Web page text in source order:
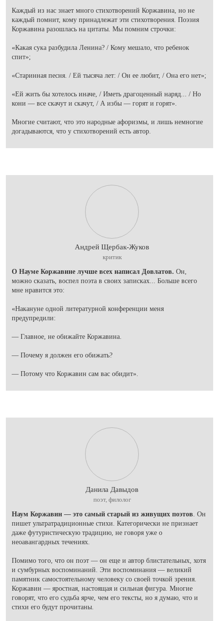
Каждый из нас знает много стихотворений Коржавина, но не
каждый помнит, кому принадлежат эти стихотворения. Поэзия
Коржавина разошлась на цитаты. Мы помним строчки:
«Какая сука разбудила Ленина? / Кому мешало, что ребенок
спит»;
«Старинная песня. / Ей тысяча лет: / Он ее любит, / Она его нет»;
«Ей жить бы хотелось иначе, / Иметь драгоценный наряд... / Но
кони — все скачут и скачут, / А избы — горят и горят».
Многие считают, что это народные афоризмы, и лишь немногие
догадываются, что у стихотворений есть автор.
Андрей Щербак-Жуков
критик
О Науме Коржавине лучше всех написал Довлатов. Он,
можно сказать, воспел поэта в своих записках... Больше всего
мне нравится это:
«Накануне одной литературной конференции меня
предупредили:
— Главное, не обижайте Коржавина.
— Почему я должен его обижать?
— Потому что Коржавин сам вас обидит».
Данила Давыдов
поэт, филолог
Наум Коржавин — это самый старый из живущих поэтов. Он
пишет ультратрадиционные стихи. Категорически не признает
даже футуристическую традицию, не говоря уже о
неоавангардных течениях.
Помимо того, что он поэт — он еще и автор блистательных, хотя
и сумбурных воспоминаний. Эти воспоминания — великий
памятник самостоятельному человеку со своей точкой зрения.
Коржавин — яростная, настоящая и сильная фигура. Многие
говорят, что его судьба ярче, чем его тексты, но я думаю, что и
стихи его будут прочитаны.